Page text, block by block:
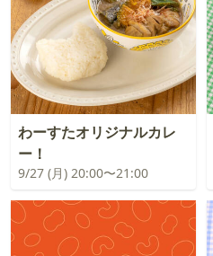
わーすたオリジナルカレ
ー！
9/27 (月) 20:00〜21:00